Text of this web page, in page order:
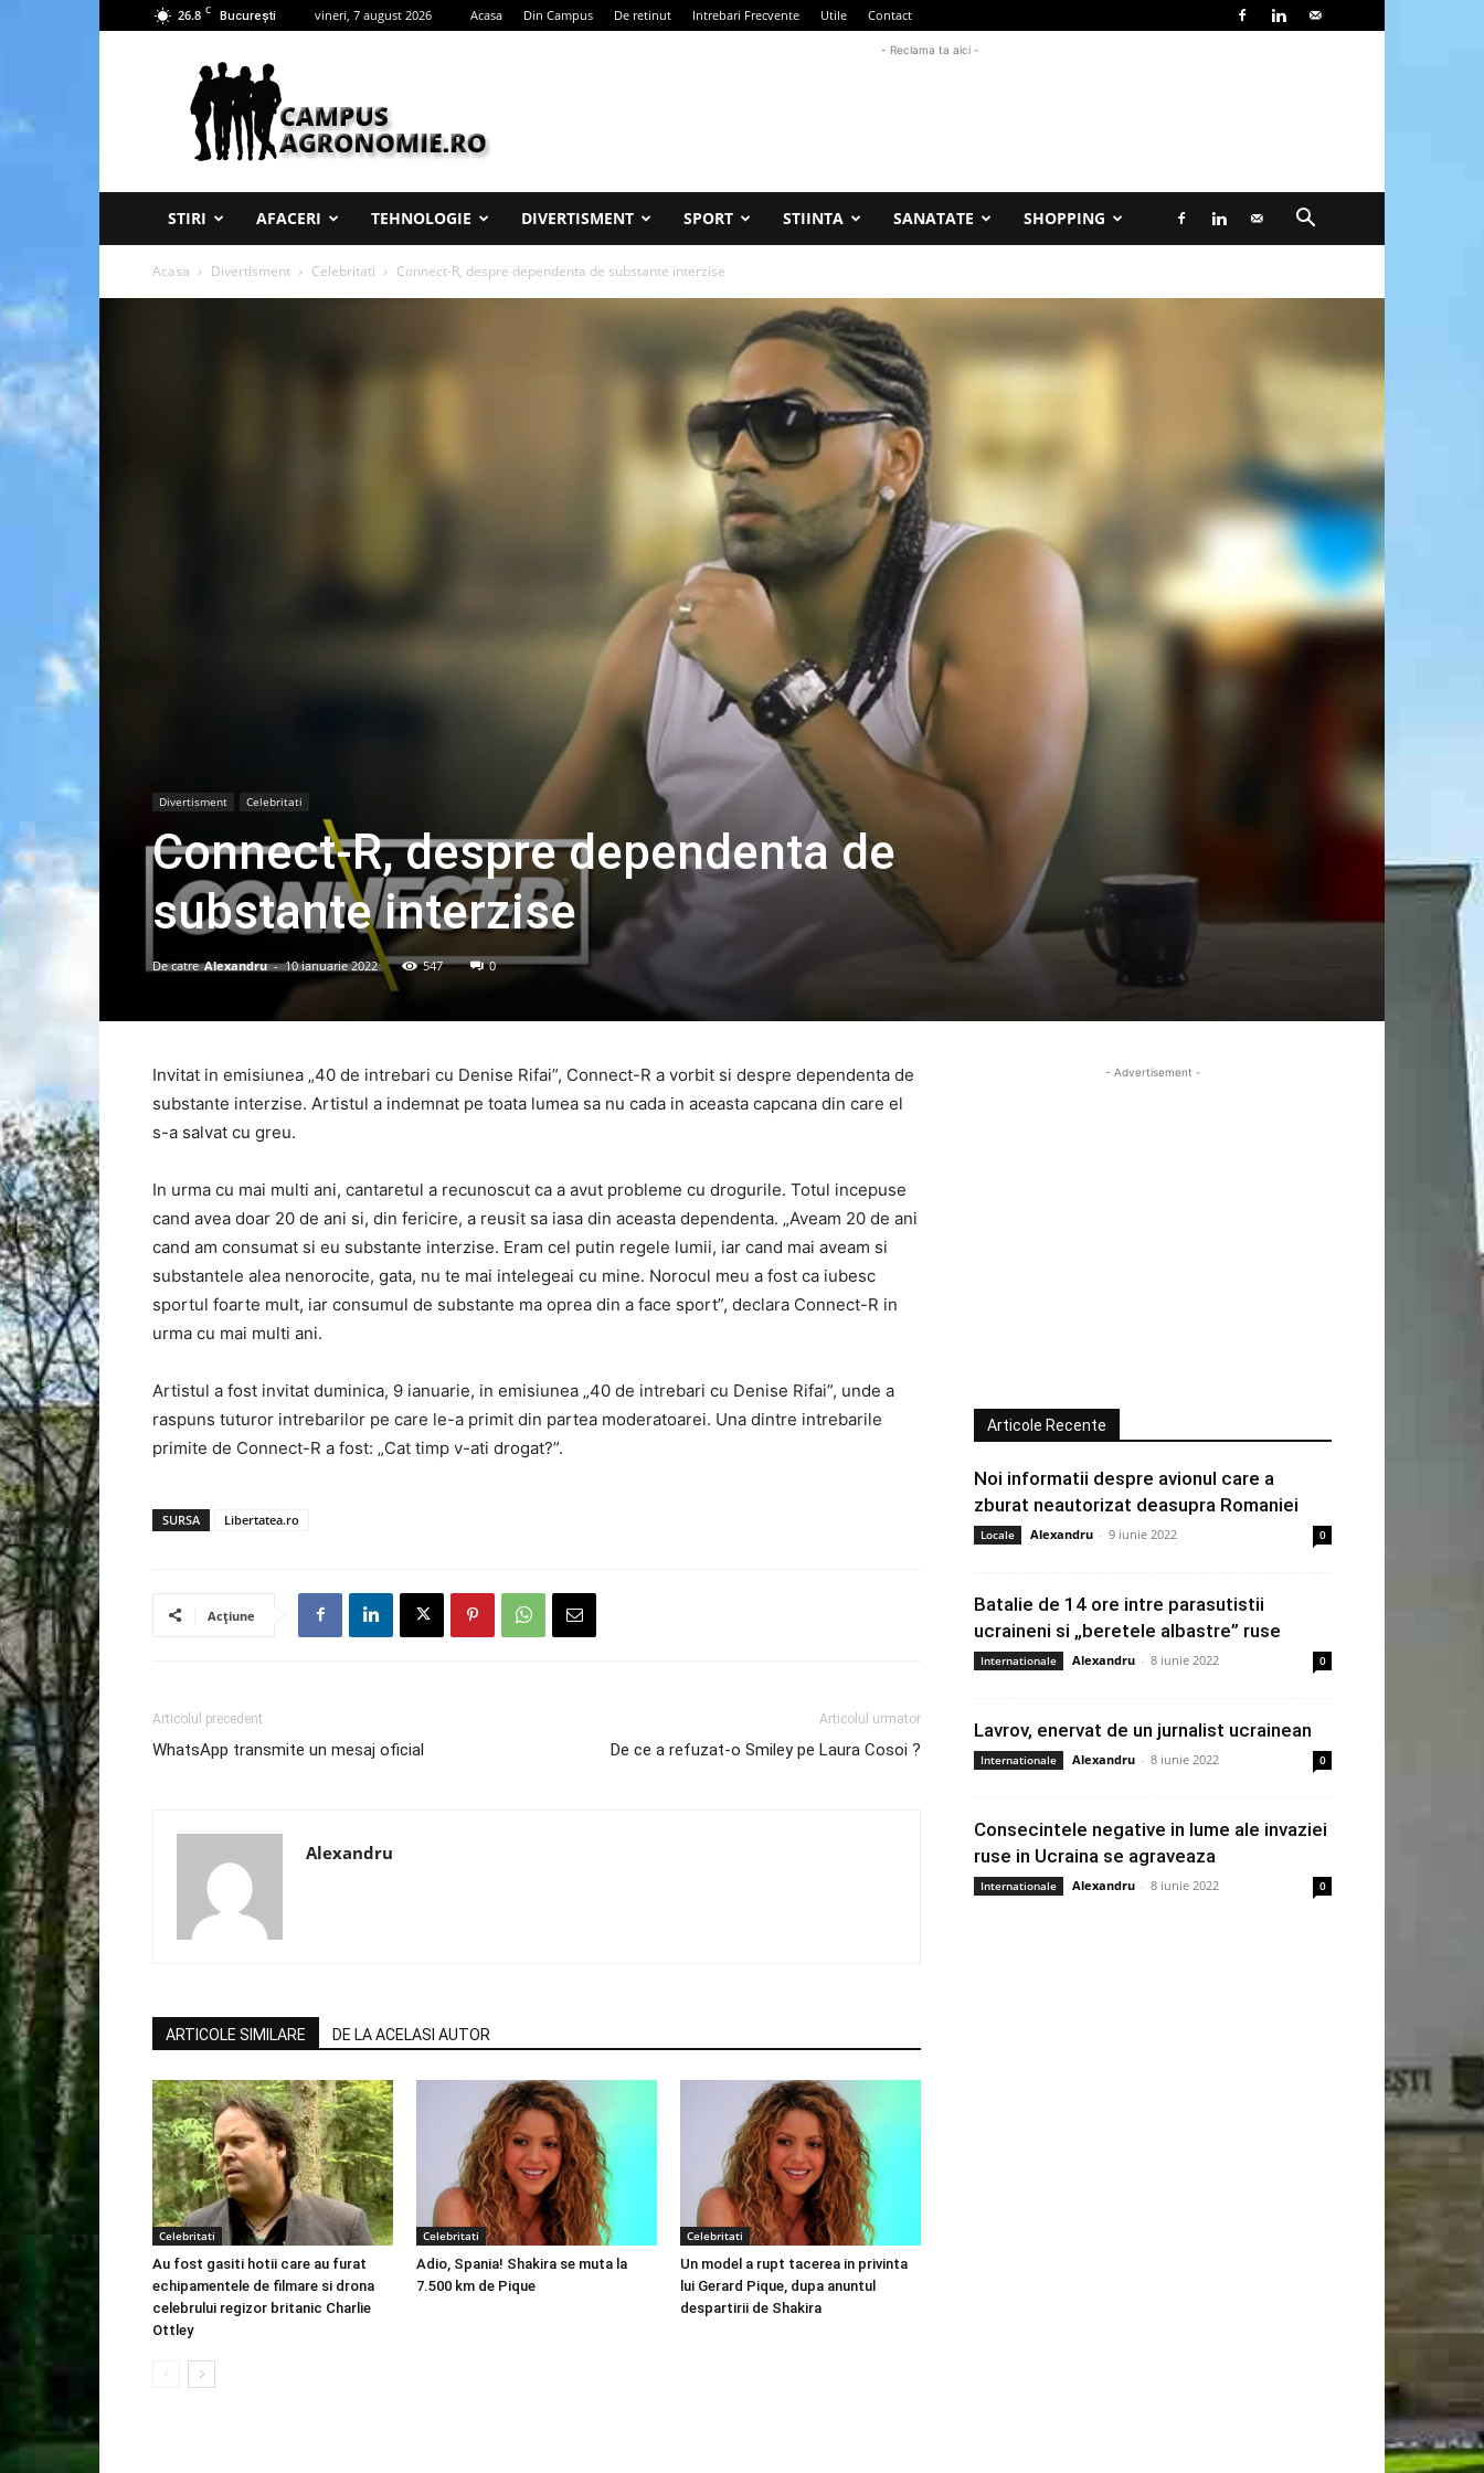
26.8 C București vineri, 7 august 2026 Acasa Din Campus De retinut Intrebari Frecvente Utile Contact
Campus
Agronomie
- Reclama ta aici -
STIRI AFACERI TEHNOLOGIE DIVERTISMENT SPORT STIINTA SANATATE SHOPPING
Acasa Divertisment Celebritati Connect-R, despre dependenta de substante interzise
Divertisment Celebritati
Connect-R, despre dependenta de
substante interzise
De catre Alexandru - 10 ianuarie 2022 547 0
Invitat in emisiunea „40 de intrebari cu Denise Rifai”, Connect-R a vorbit si despre dependenta de
substante interzise. Artistul a indemnat pe toata lumea sa nu cada in aceasta capcana din care el
s-a salvat cu greu.
In urma cu mai multi ani, cantaretul a recunoscut ca a avut probleme cu drogurile. Totul incepuse
cand avea doar 20 de ani si, din fericire, a reusit sa iasa din aceasta dependenta. „Aveam 20 de ani
cand am consumat si eu substante interzise. Eram cel putin regele lumii, iar cand mai aveam si
substantele alea nenorocite, gata, nu te mai intelegeai cu mine. Norocul meu a fost ca iubesc
sportul foarte mult, iar consumul de substante ma oprea din a face sport”, declara Connect-R in
urma cu mai multi ani.
Artistul a fost invitat duminica, 9 ianuarie, in emisiunea „40 de intrebari cu Denise Rifai”, unde a
raspuns tuturor intrebarilor pe care le-a primit din partea moderatoarei. Una dintre intrebarile
primite de Connect-R a fost: „Cat timp v-ati drogat?”.
SURSA Libertatea.ro
Acțiune
Articolul precedent
WhatsApp transmite un mesaj oficial
Articolul urmator
De ce a refuzat-o Smiley pe Laura Cosoi ?
Alexandru
ARTICOLE SIMILARE DE LA ACELASI AUTOR
Celebritati
Au fost gasiti hotii care au furat
echipamentele de filmare si drona
celebrului regizor britanic Charlie
Ottley
Celebritati
Adio, Spania! Shakira se muta la
7.500 km de Pique
Celebritati
Un model a rupt tacerea in privinta
lui Gerard Pique, dupa anuntul
despartirii de Shakira
- Advertisement -
Articole Recente
Noi informatii despre avionul care a
zburat neautorizat deasupra Romaniei
Locale Alexandru - 9 iunie 2022 0
Batalie de 14 ore intre parasutistii
ucraineni si „beretele albastre” ruse
Internationale Alexandru - 8 iunie 2022 0
Lavrov, enervat de un jurnalist ucrainean
Internationale Alexandru - 8 iunie 2022 0
Consecintele negative in lume ale invaziei
ruse in Ucraina se agraveaza
Internationale Alexandru - 8 iunie 2022 0